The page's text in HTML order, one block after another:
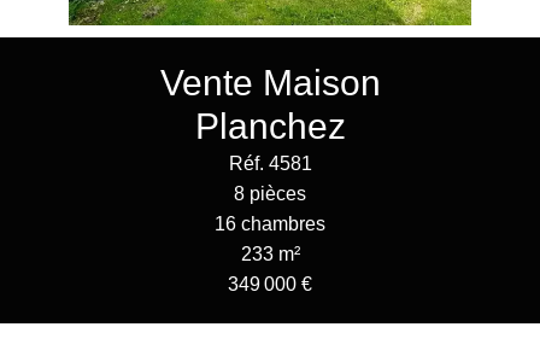
Vente Maison
Planchez
Réf. 4581
8 pièces
16 chambres
233 m²
349 000 €